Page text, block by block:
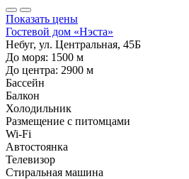
Показать цены
Гостевой дом «Нэста»
Небуг, ул. Центральная, 45Б
До моря: 1500 м
До центра: 2900 м
Бассейн
Балкон
Холодильник
Размещение с питомцами
Wi-Fi
Автостоянка
Телевизор
Стиральная машина